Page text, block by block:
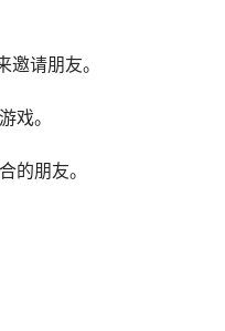
请朋友。
戏。
的朋友。